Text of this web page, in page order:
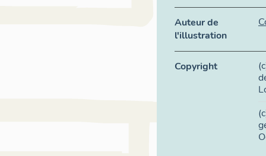
Auteur de
l'illustration
Copyright